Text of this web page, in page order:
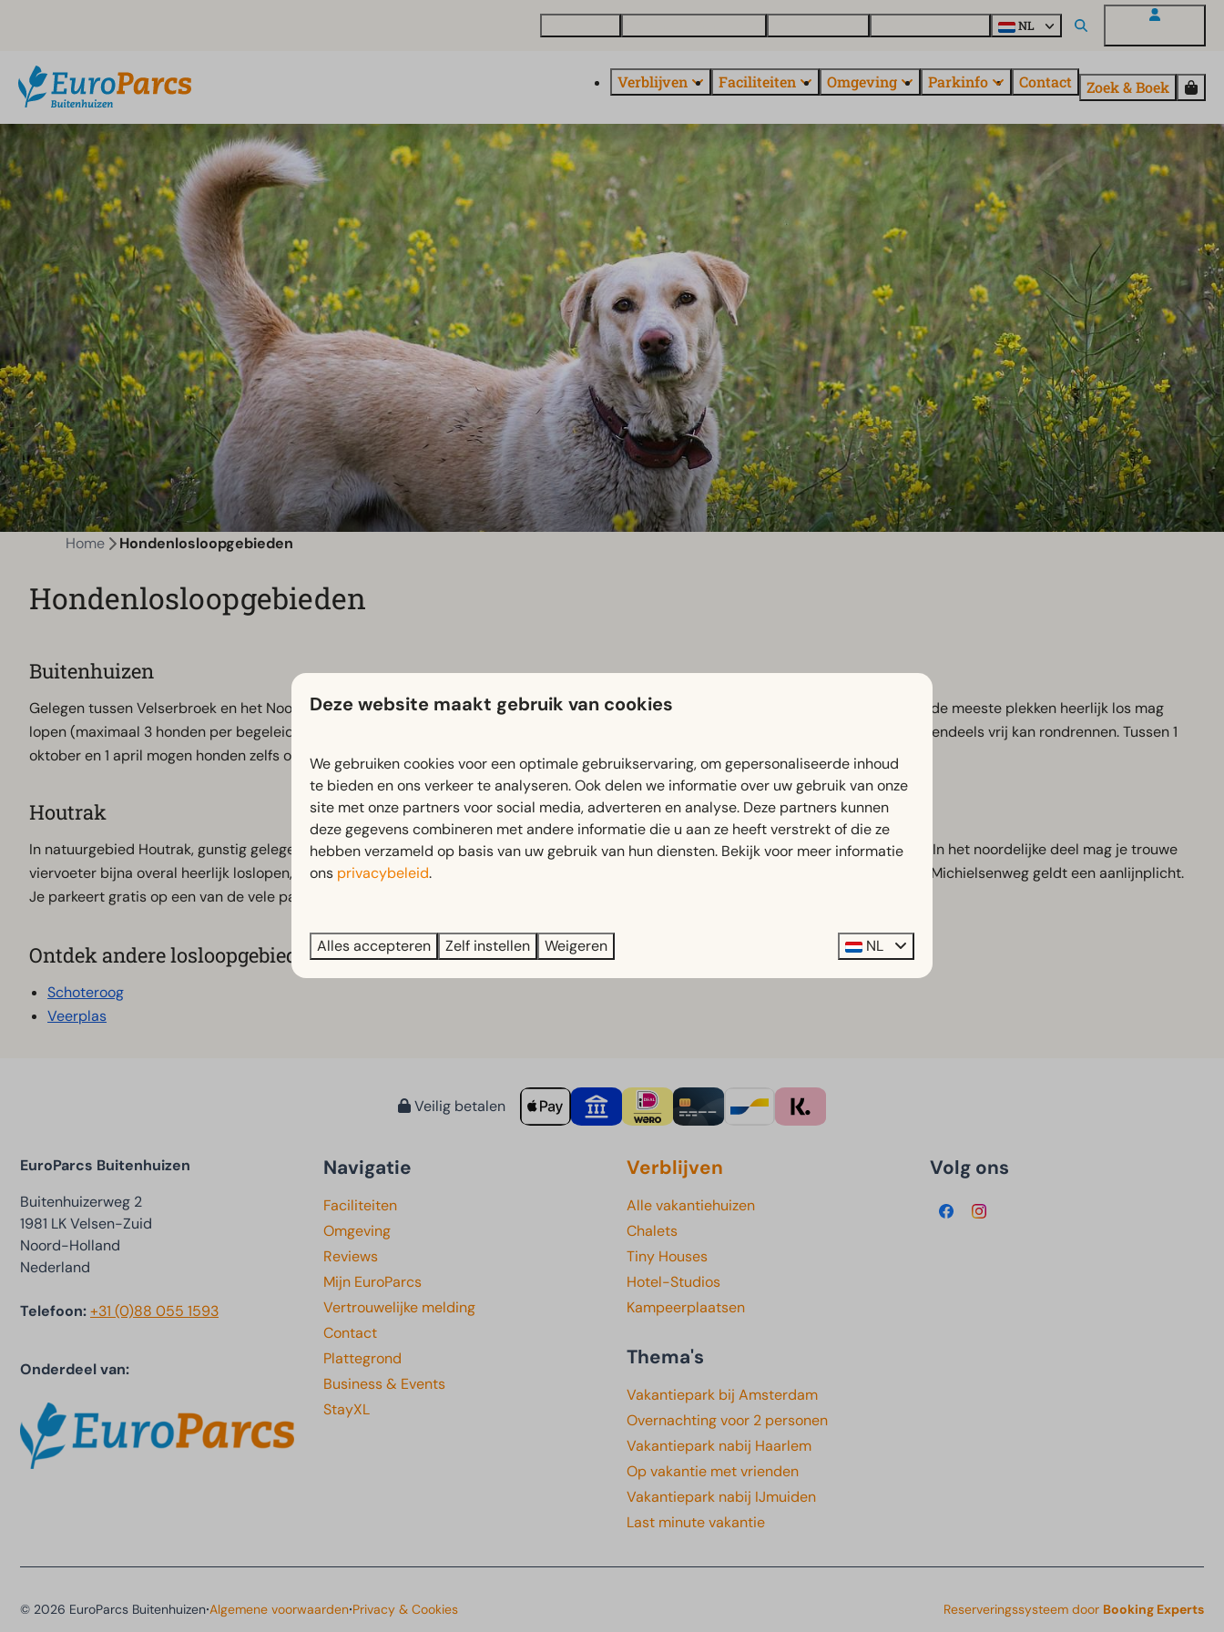
NL
Verblijven Faciliteiten Omgeving Parkinfo Contact Zoek & Boek
Home Hondenlosloopgebieden
Hondenlosloopgebieden
Buitenhuizen
Gelegen tussen Velserbroek en het Noordzeekanaal ligt Buitenhuizen, een prachtig natuurgebied binnen Spaarnwoude waar je hond op de meeste plekken heerlijk los mag
lopen (maximaal 3 honden per begeleider). Een absolute aanrader is de 8 kilometer lange Buitenhuizen-route, waarbij je viervoeter grotendeels vrij kan rondrennen. Tussen 1
oktober en 1 april mogen honden zelfs op de stranden rennen en in de plassen zwemmen. Je parkeert gratis aan de Buitenhuizerweg.
Houtrak
In natuurgebied Houtrak, gunstig gelegen tussen Haarlem en Amsterdam, vind je een hondenparadijs van maar liefst 100 hectare groot. In het noordelijke deel mag je trouwe
viervoeter bijna overal heerlijk loslopen, ravotten en afkoelen in het zwemwater. Alleen in het zuidelijke deel en binnen de Burgemeester Michielsenweg geldt een aanlijnplicht.
Je parkeert gratis op een van de vele parkeerplaatsen rondom het gebied, waarna je samen kunt genieten van een eindeloze wandeling.
Ontdek andere losloopgebieden in Spaarnwoude
Schoteroog
Veerplas
Veilig betalen
EuroParcs Buitenhuizen
Buitenhuizerweg 2
1981 LK Velsen-Zuid
Noord-Holland
Nederland
Telefoon:+31 (0)88 055 1593
Onderdeel van:
Navigatie
Faciliteiten
Omgeving
Reviews
Mijn EuroParcs
Vertrouwelijke melding
Contact
Plattegrond
Business & Events
StayXL
Verblijven
Alle vakantiehuizen
Chalets
Tiny Houses
Hotel-Studios
Kampeerplaatsen
Thema's
Vakantiepark bij Amsterdam
Overnachting voor 2 personen
Vakantiepark nabij Haarlem
Op vakantie met vrienden
Vakantiepark nabij IJmuiden
Last minute vakantie
Volg ons
© 2026 EuroParcs Buitenhuizen·Algemene voorwaarden·Privacy & Cookies Reserveringssysteem door Booking Experts
Deze website maakt gebruik van cookies
We gebruiken cookies voor een optimale gebruikservaring, om gepersonaliseerde inhoud
te bieden en ons verkeer te analyseren. Ook delen we informatie over uw gebruik van onze
site met onze partners voor social media, adverteren en analyse. Deze partners kunnen
deze gegevens combineren met andere informatie die u aan ze heeft verstrekt of die ze
hebben verzameld op basis van uw gebruik van hun diensten. Bekijk voor meer informatie
ons privacybeleid.
Alles accepteren Zelf instellen Weigeren NL